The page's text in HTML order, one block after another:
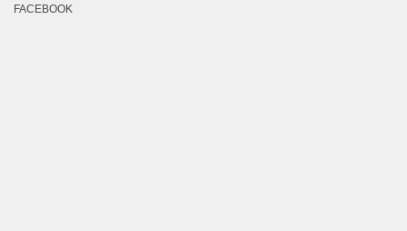
FACEBOOK